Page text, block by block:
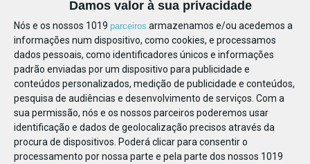
Damos valor à sua privacidade
Nós e os nossos 1019 parceiros armazenamos e/ou acedemos a
informações num dispositivo, como cookies, e processamos
dados pessoais, como identificadores únicos e informações
padrão enviadas por um dispositivo para publicidade e
conteúdos personalizados, medição de publicidade e conteúdos,
pesquisa de audiências e desenvolvimento de serviços. Com a
sua permissão, nós e os nossos parceiros poderemos usar
identificação e dados de geolocalização precisos através da
procura de dispositivos. Poderá clicar para consentir o
processamento por nossa parte e pela parte dos nossos 1019